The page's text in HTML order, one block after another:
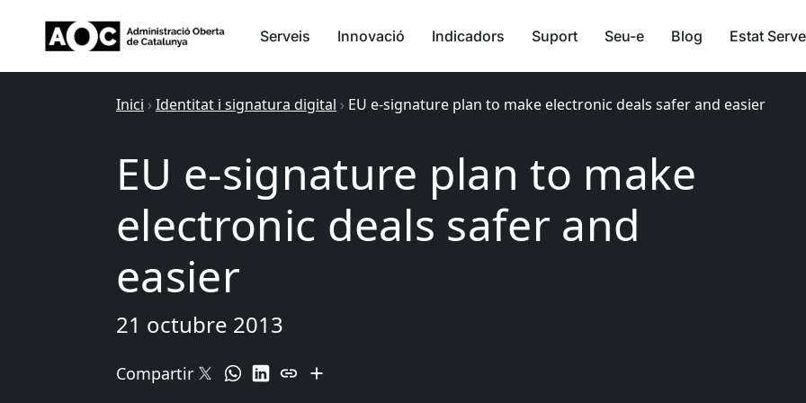
Serveis Innovació Indicadors Suport Seu-e Blog Estat
Inici › Identitat i signatura digital › EU e-signature plan to make electronic deals safer and easier
EU e-signature plan to make
electronic deals safer and
easier
21 octubre 2013
Compartir